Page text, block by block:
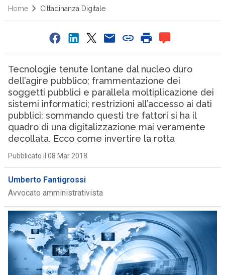
Home Cittadinanza Digitale
Tecnologie tenute lontane dal nucleo duro
dell’agire pubblico; frammentazione dei
soggetti pubblici e parallela moltiplicazione dei
sistemi informatici; restrizioni all’accesso ai dati
pubblici: sommando questi tre fattori si ha il
quadro di una digitalizzazione mai veramente
decollata. Ecco come invertire la rotta
Pubblicato il 08 Mar 2018
Umberto Fantigrossi
Avvocato amministrativista